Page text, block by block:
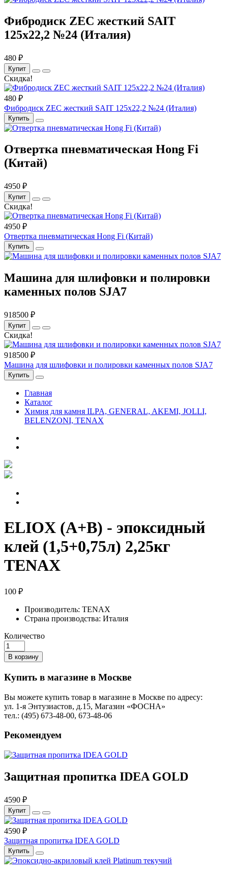
Фибродиск ZEC жесткий SAIT
125х22,2 №24 (Италия)
480 ₽
Купит
Скидка!
480 ₽
Фибродиск ZEC жесткий SAIT 125х22,2 №24 (Италия)
Купить
Отвертка пневматическая Hong Fi
(Китай)
4950 ₽
Купит
Скидка!
4950 ₽
Отвертка пневматическая Hong Fi (Китай)
Купить
Машина для шлифовки и полировки
каменных полов SJA7
918500 ₽
Купит
Скидка!
918500 ₽
Машина для шлифовки и полировки каменных полов SJA7
Купить
Главная
Каталог
Химия для камня ILPA, GENERAL, AKEMI, JOLLI,
BELENZONI, TENAX
ELIOX (A+B) - эпоксидный
клей (1,5+0,75л) 2,25кг
TENAX
100 ₽
Производитель: TENAX
Страна производства: Италия
Количество
В корзину
Купить в магазине в Москве
Вы можете купить товар в магазине в Москве по адресу:
ул. 1-я Энтузиастов, д.15, Магазин «ФОСНА»
тел.: (495) 673-48-00, 673-48-06
Рекомендуем
Защитная пропитка IDEA GOLD
4590 ₽
Купит
4590 ₽
Защитная пропитка IDEA GOLD
Купить